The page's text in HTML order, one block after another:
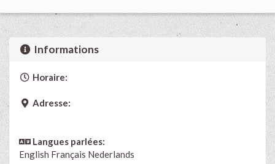
Informations
Horaire:
Adresse:
Langues parlées:
English Français Nederlands